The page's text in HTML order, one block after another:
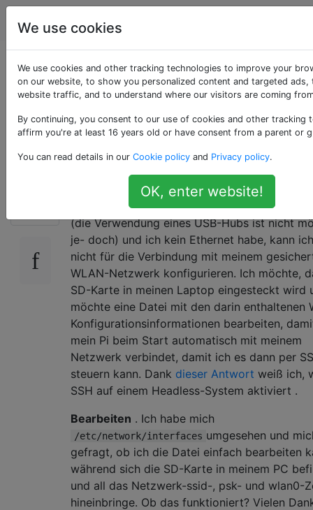
Raspberry Pi
Bereiten Sie die SD-
Karte für Wifi auf
dem Headless Pi vor
Ich muss meinen Pi über WLAN mit SSH
aber da es sich um eine Karte des Modells A
(die Verwendung eines USB-Hubs ist nicht
je- doch) und ich kein Ethernet habe, kann
nicht für die Verbindung mit meinem
WLAN-Netzwerk konfigurieren. Ich möchte,
SD-Karte in meinen Laptop eingesteckt wird
möchte eine Datei mit den darin enthaltenen
Konfigurationsinformationen bearbeiten,
mein Pi beim Start automatisch mit meinem
Netzwerk verbindet, damit ich es dann per
steuern kann. Dank dieser Antwort weiß ich,
SSH auf einem Headless-System aktiviert .
Bearbeiten . Ich habe mich
/etc/network/interfaces umgesehen und
gefragt, ob ich die Datei einfach bearbeiten
während sich die SD-Karte in meinem PC
und all das Netzwerk-ssid-, psk- und wlan0-
hineinbringe. Ob das funktioniert? Vielen
We use cookies
We use cookies and other tracking technologies to improve your
on our website, to show you personalized content and targeted ads,
website traffic, and to understand where our visitors are coming
By continuing, you consent to our use of cookies and other tracking
affirm you're at least 16 years old or have consent from a parent or
You can read details in our Cookie policy and Privacy policy.
OK, enter website!